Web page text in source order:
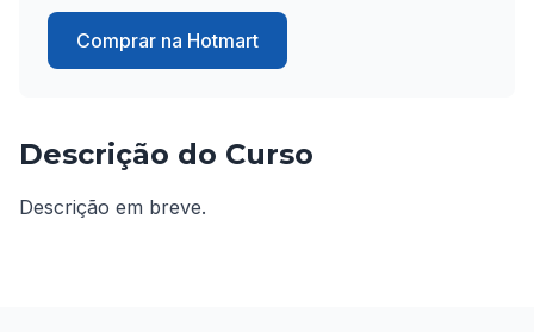
Comprar na Hotmart
Descrição do Curso
Descrição em breve.